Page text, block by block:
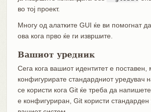
во тој проект.
Многу од алатките GUI ќе ви помогнат
ова кога прво ќе ги извршите.
Вашиот уредник
Сега кога вашиот идентитет е поставен,
конфигурирате стандардниот уредувач
се користи кога Git ќе треба да
е конфигуриран, Git користи стандарден